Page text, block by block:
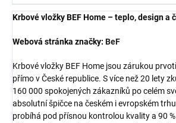
Krbové vložky BEF Home – teplo, design a
Webová stránka značky: BeF
Krbové vložky BEF Home jsou zárukou
přímo v České republice. S více než 20 lety
160 000 spokojených zákazníků po celém
absolutní špičce na českém i evropském
probíhá pod přísnou kontrolou kvality a 90